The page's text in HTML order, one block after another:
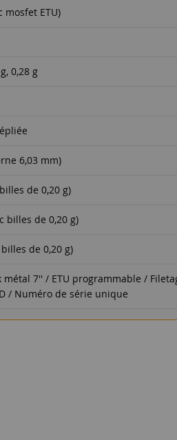
mosfet ETU)
0,28 g
6,03 mm)
de 0,20 g)
billes de 0,20 g)
de 0,20 g)
métal 7'' / ETU programmable /
/ Numéro de série unique